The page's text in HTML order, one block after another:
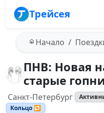
Трейсея
Начало
ПНВ: Новая
старые
Санкт-Петербург
Кольцо 🔁